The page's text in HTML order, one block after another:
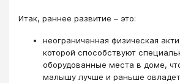
Итак, раннее развитие – это:
неограниченная физическая
которой способствуют
оборудованные места в доме,
малышу лучше и раньше